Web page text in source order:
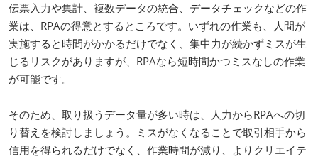
伝票入力や集計、複数データの統合、データチェックなどの作
業は、RPAの得意とするところです。いずれの作業も、人間が
実施すると時間がかかるだけでなく、集中力が続かずミスが生
じるリスクがありますが、RPAなら短時間かつミスなしの作業
が可能です。
そのため、取り扱うデータ量が多い時は、人力からRPAへの切
り替えを検討しましょう。ミスがなくなることで取引相手から
信用を得られるだけでなく、作業時間が減り、よりクリエイテ